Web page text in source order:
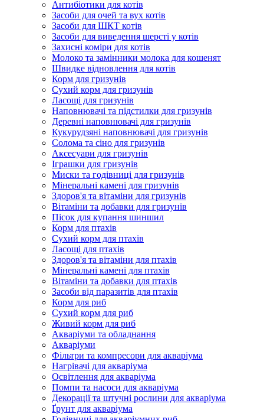
Антибіотики для котів
Засоби для очей та вух котів
Засоби для ШКТ котів
Засоби для виведення шерсті у котів
Захисні коміри для котів
Молоко та замінники молока для кошенят
Швидке відновлення для котів
Корм для гризунів
Сухий корм для гризунів
Ласощі для гризунів
Наповнювачі та підстилки для гризунів
Деревні наповнювачі для гризунів
Кукурудзяні наповнювачі для гризунів
Солома та сіно для гризунів
Аксесуари для гризунів
Іграшки для гризунів
Миски та годівниці для гризунів
Мінеральні камені для гризунів
Здоров'я та вітаміни для гризунів
Вітаміни та добавки для гризунів
Пісок для купання шиншил
Корм для птахів
Сухий корм для птахів
Ласощі для птахів
Здоров'я та вітаміни для птахів
Мінеральні камені для птахів
Вітаміни та добавки для птахів
Засоби від паразитів для птахів
Корм для риб
Сухий корм для риб
Живий корм для риб
Акваріуми та обладнання
Акваріуми
Фільтри та компресори для акваріума
Нагрівачі для акваріума
Освітлення для акваріума
Помпи та насоси для акваріума
Декорації та штучні рослини для акваріума
Ґрунт для акваріума